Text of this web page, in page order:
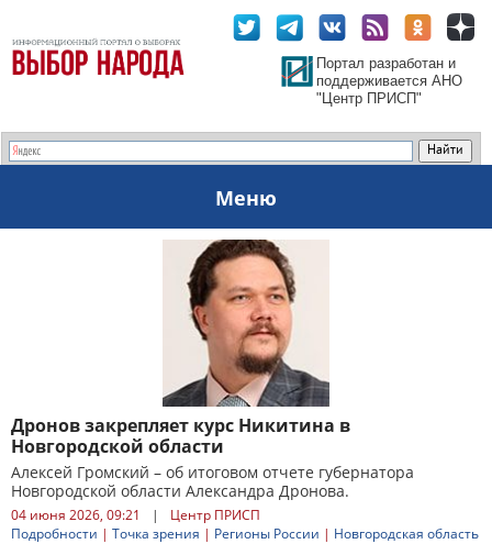
Портал разработан и
поддерживается АНО
"Центр ПРИСП"
Меню
Дронов закрепляет курс Никитина в
Новгородской области
Алексей Громский – об итоговом отчете губернатора
Новгородской области Александра Дронова.
04 июня 2026, 09:21 |
Центр ПРИСП
Подробности | Точка зрения | Регионы России | Новгородская область